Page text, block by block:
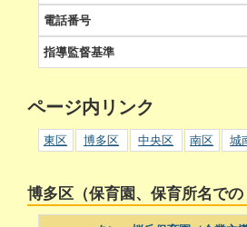
ページ内リンク
東区 博多区 中央区 南区 城
博多区（保育園、保育所名での